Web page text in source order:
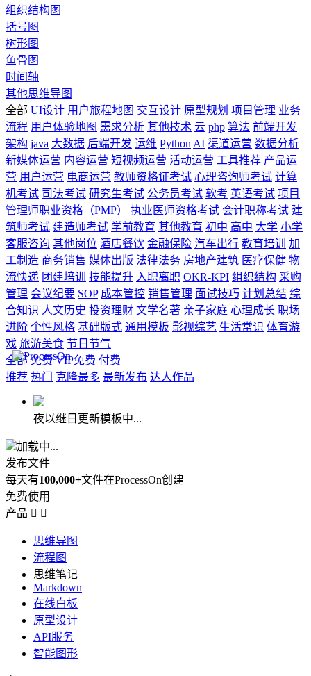
组织结构图
括号图
树形图
鱼骨图
时间轴
其他思维导图
全部 UI设计 用户旅程地图 交互设计 原型规划 项目管理 业务
流程 用户体验地图 需求分析 其他技术 云 php 算法 前端开发
架构 java 大数据 后端开发 运维 Python AI 渠道运营 数据分析
新媒体运营 内容运营 短视频运营 活动运营 工具推荐 产品运
营 用户运营 电商运营 教师资格证考试 心理咨询师考试 计算
机考试 司法考试 研究生考试 公务员考试 软考 英语考试 项目
管理师职业资格（PMP）
执业医师资格考试 会计职称考试 建
筑师考试 建造师考试 学前教育 其他教育 初中 高中 大学 小学
客服咨询 其他岗位 酒店餐饮 金融保险 汽车出行 教育培训
加
工制造 商务销售 媒体出版 法律法务 房地产建筑 医疗保健 物
流快递 团建培训 技能提升 入职离职 OKR-KPI 组织结构 采购
管理 会议纪要 SOP 成本管控 销售管理 面试技巧 计划总结 综
合知识 人文历史 投资理财 文学名著 亲子家庭 心理成长 职场
进阶 个性风格 基础版式 通用模板 影视综艺 生活常识 体育游
戏 旅游美食 节日节气
全部 免费 VIP免费 付费
推荐 热门 克隆最多 最新发布 达人作品
夜以继日更新模板中...
加载中...
发布文件
每天有100,000+文件在ProcessOn创建
免费使用
产品  
思维导图
流程图
思维笔记
Markdown
在线白板
原型设计
API服务
智能图形